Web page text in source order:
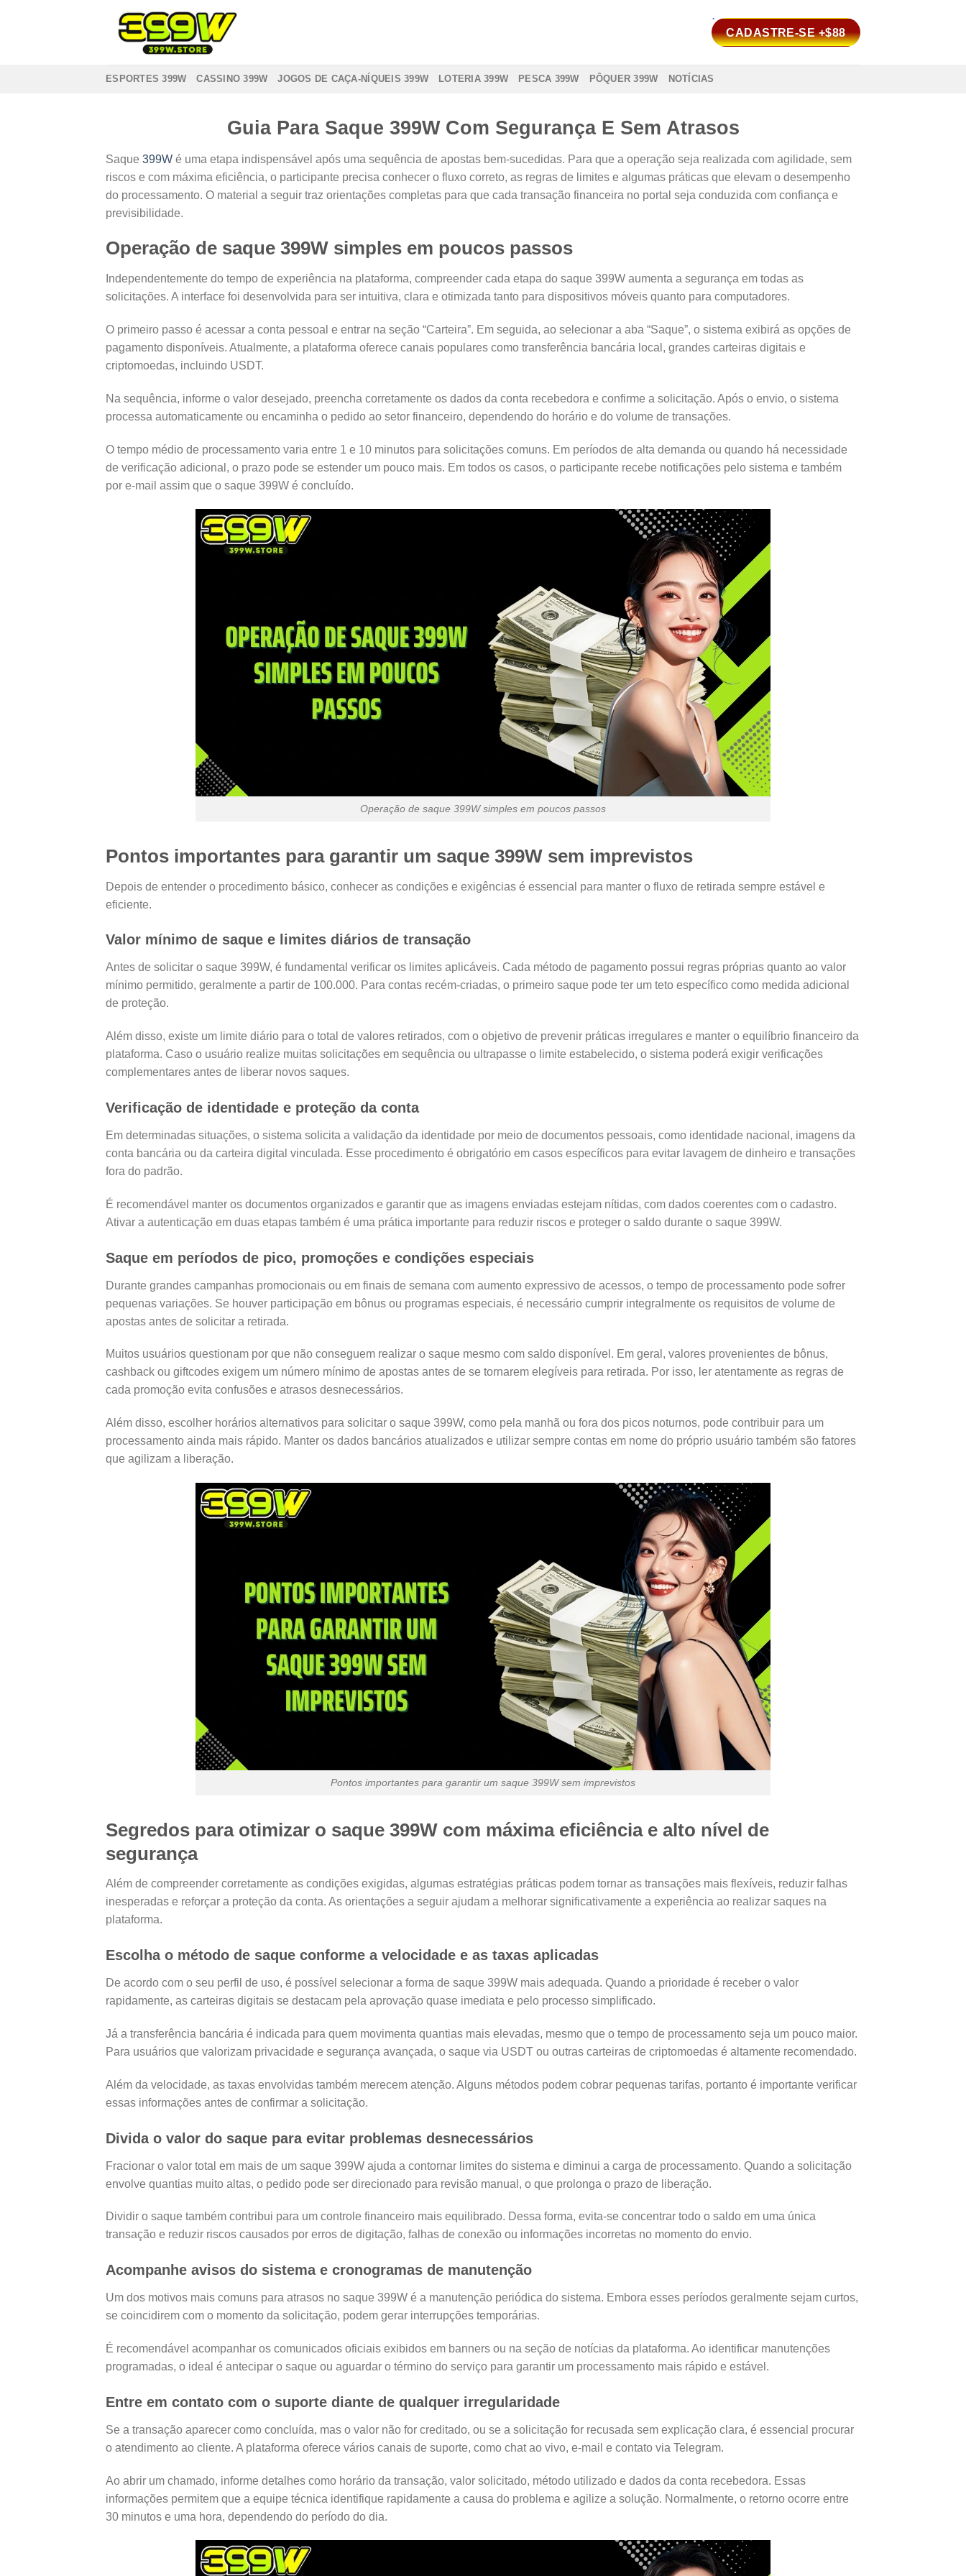
CADASTRE-SE +$88
ESPORTES 399W CASSINO 399W JOGOS DE CAÇA-NÍQUEIS 399W LOTERIA 399W PESCA 399W PÔQUER 399W NOTÍCIAS
Guia Para Saque 399W Com Segurança E Sem Atrasos
Saque 399W é uma etapa indispensável após uma sequência de apostas bem-sucedidas. Para que a operação seja realizada com agilidade, sem
riscos e com máxima eficiência, o participante precisa conhecer o fluxo correto, as regras de limites e algumas práticas que elevam o desempenho
do processamento. O material a seguir traz orientações completas para que cada transação financeira no portal seja conduzida com confiança e
previsibilidade.
Operação de saque 399W simples em poucos passos
Independentemente do tempo de experiência na plataforma, compreender cada etapa do saque 399W aumenta a segurança em todas as
solicitações. A interface foi desenvolvida para ser intuitiva, clara e otimizada tanto para dispositivos móveis quanto para computadores.
O primeiro passo é acessar a conta pessoal e entrar na seção “Carteira”. Em seguida, ao selecionar a aba “Saque”, o sistema exibirá as opções de
pagamento disponíveis. Atualmente, a plataforma oferece canais populares como transferência bancária local, grandes carteiras digitais e
criptomoedas, incluindo USDT.
Na sequência, informe o valor desejado, preencha corretamente os dados da conta recebedora e confirme a solicitação. Após o envio, o sistema
processa automaticamente ou encaminha o pedido ao setor financeiro, dependendo do horário e do volume de transações.
O tempo médio de processamento varia entre 1 e 10 minutos para solicitações comuns. Em períodos de alta demanda ou quando há necessidade
de verificação adicional, o prazo pode se estender um pouco mais. Em todos os casos, o participante recebe notificações pelo sistema e também
por e-mail assim que o saque 399W é concluído.
Operação de saque 399W simples em poucos passos
Pontos importantes para garantir um saque 399W sem imprevistos
Depois de entender o procedimento básico, conhecer as condições e exigências é essencial para manter o fluxo de retirada sempre estável e
eficiente.
Valor mínimo de saque e limites diários de transação
Antes de solicitar o saque 399W, é fundamental verificar os limites aplicáveis. Cada método de pagamento possui regras próprias quanto ao valor
mínimo permitido, geralmente a partir de 100.000. Para contas recém-criadas, o primeiro saque pode ter um teto específico como medida adicional
de proteção.
Além disso, existe um limite diário para o total de valores retirados, com o objetivo de prevenir práticas irregulares e manter o equilíbrio financeiro da
plataforma. Caso o usuário realize muitas solicitações em sequência ou ultrapasse o limite estabelecido, o sistema poderá exigir verificações
complementares antes de liberar novos saques.
Verificação de identidade e proteção da conta
Em determinadas situações, o sistema solicita a validação da identidade por meio de documentos pessoais, como identidade nacional, imagens da
conta bancária ou da carteira digital vinculada. Esse procedimento é obrigatório em casos específicos para evitar lavagem de dinheiro e transações
fora do padrão.
É recomendável manter os documentos organizados e garantir que as imagens enviadas estejam nítidas, com dados coerentes com o cadastro.
Ativar a autenticação em duas etapas também é uma prática importante para reduzir riscos e proteger o saldo durante o saque 399W.
Saque em períodos de pico, promoções e condições especiais
Durante grandes campanhas promocionais ou em finais de semana com aumento expressivo de acessos, o tempo de processamento pode sofrer
pequenas variações. Se houver participação em bônus ou programas especiais, é necessário cumprir integralmente os requisitos de volume de
apostas antes de solicitar a retirada.
Muitos usuários questionam por que não conseguem realizar o saque mesmo com saldo disponível. Em geral, valores provenientes de bônus,
cashback ou giftcodes exigem um número mínimo de apostas antes de se tornarem elegíveis para retirada. Por isso, ler atentamente as regras de
cada promoção evita confusões e atrasos desnecessários.
Além disso, escolher horários alternativos para solicitar o saque 399W, como pela manhã ou fora dos picos noturnos, pode contribuir para um
processamento ainda mais rápido. Manter os dados bancários atualizados e utilizar sempre contas em nome do próprio usuário também são fatores
que agilizam a liberação.
Pontos importantes para garantir um saque 399W sem imprevistos
Segredos para otimizar o saque 399W com máxima eficiência e alto nível de
segurança
Além de compreender corretamente as condições exigidas, algumas estratégias práticas podem tornar as transações mais flexíveis, reduzir falhas
inesperadas e reforçar a proteção da conta. As orientações a seguir ajudam a melhorar significativamente a experiência ao realizar saques na
plataforma.
Escolha o método de saque conforme a velocidade e as taxas aplicadas
De acordo com o seu perfil de uso, é possível selecionar a forma de saque 399W mais adequada. Quando a prioridade é receber o valor
rapidamente, as carteiras digitais se destacam pela aprovação quase imediata e pelo processo simplificado.
Já a transferência bancária é indicada para quem movimenta quantias mais elevadas, mesmo que o tempo de processamento seja um pouco maior.
Para usuários que valorizam privacidade e segurança avançada, o saque via USDT ou outras carteiras de criptomoedas é altamente recomendado.
Além da velocidade, as taxas envolvidas também merecem atenção. Alguns métodos podem cobrar pequenas tarifas, portanto é importante verificar
essas informações antes de confirmar a solicitação.
Divida o valor do saque para evitar problemas desnecessários
Fracionar o valor total em mais de um saque 399W ajuda a contornar limites do sistema e diminui a carga de processamento. Quando a solicitação
envolve quantias muito altas, o pedido pode ser direcionado para revisão manual, o que prolonga o prazo de liberação.
Dividir o saque também contribui para um controle financeiro mais equilibrado. Dessa forma, evita-se concentrar todo o saldo em uma única
transação e reduzir riscos causados por erros de digitação, falhas de conexão ou informações incorretas no momento do envio.
Acompanhe avisos do sistema e cronogramas de manutenção
Um dos motivos mais comuns para atrasos no saque 399W é a manutenção periódica do sistema. Embora esses períodos geralmente sejam curtos,
se coincidirem com o momento da solicitação, podem gerar interrupções temporárias.
É recomendável acompanhar os comunicados oficiais exibidos em banners ou na seção de notícias da plataforma. Ao identificar manutenções
programadas, o ideal é antecipar o saque ou aguardar o término do serviço para garantir um processamento mais rápido e estável.
Entre em contato com o suporte diante de qualquer irregularidade
Se a transação aparecer como concluída, mas o valor não for creditado, ou se a solicitação for recusada sem explicação clara, é essencial procurar
o atendimento ao cliente. A plataforma oferece vários canais de suporte, como chat ao vivo, e-mail e contato via Telegram.
Ao abrir um chamado, informe detalhes como horário da transação, valor solicitado, método utilizado e dados da conta recebedora. Essas
informações permitem que a equipe técnica identifique rapidamente a causa do problema e agilize a solução. Normalmente, o retorno ocorre entre
30 minutos e uma hora, dependendo do período do dia.